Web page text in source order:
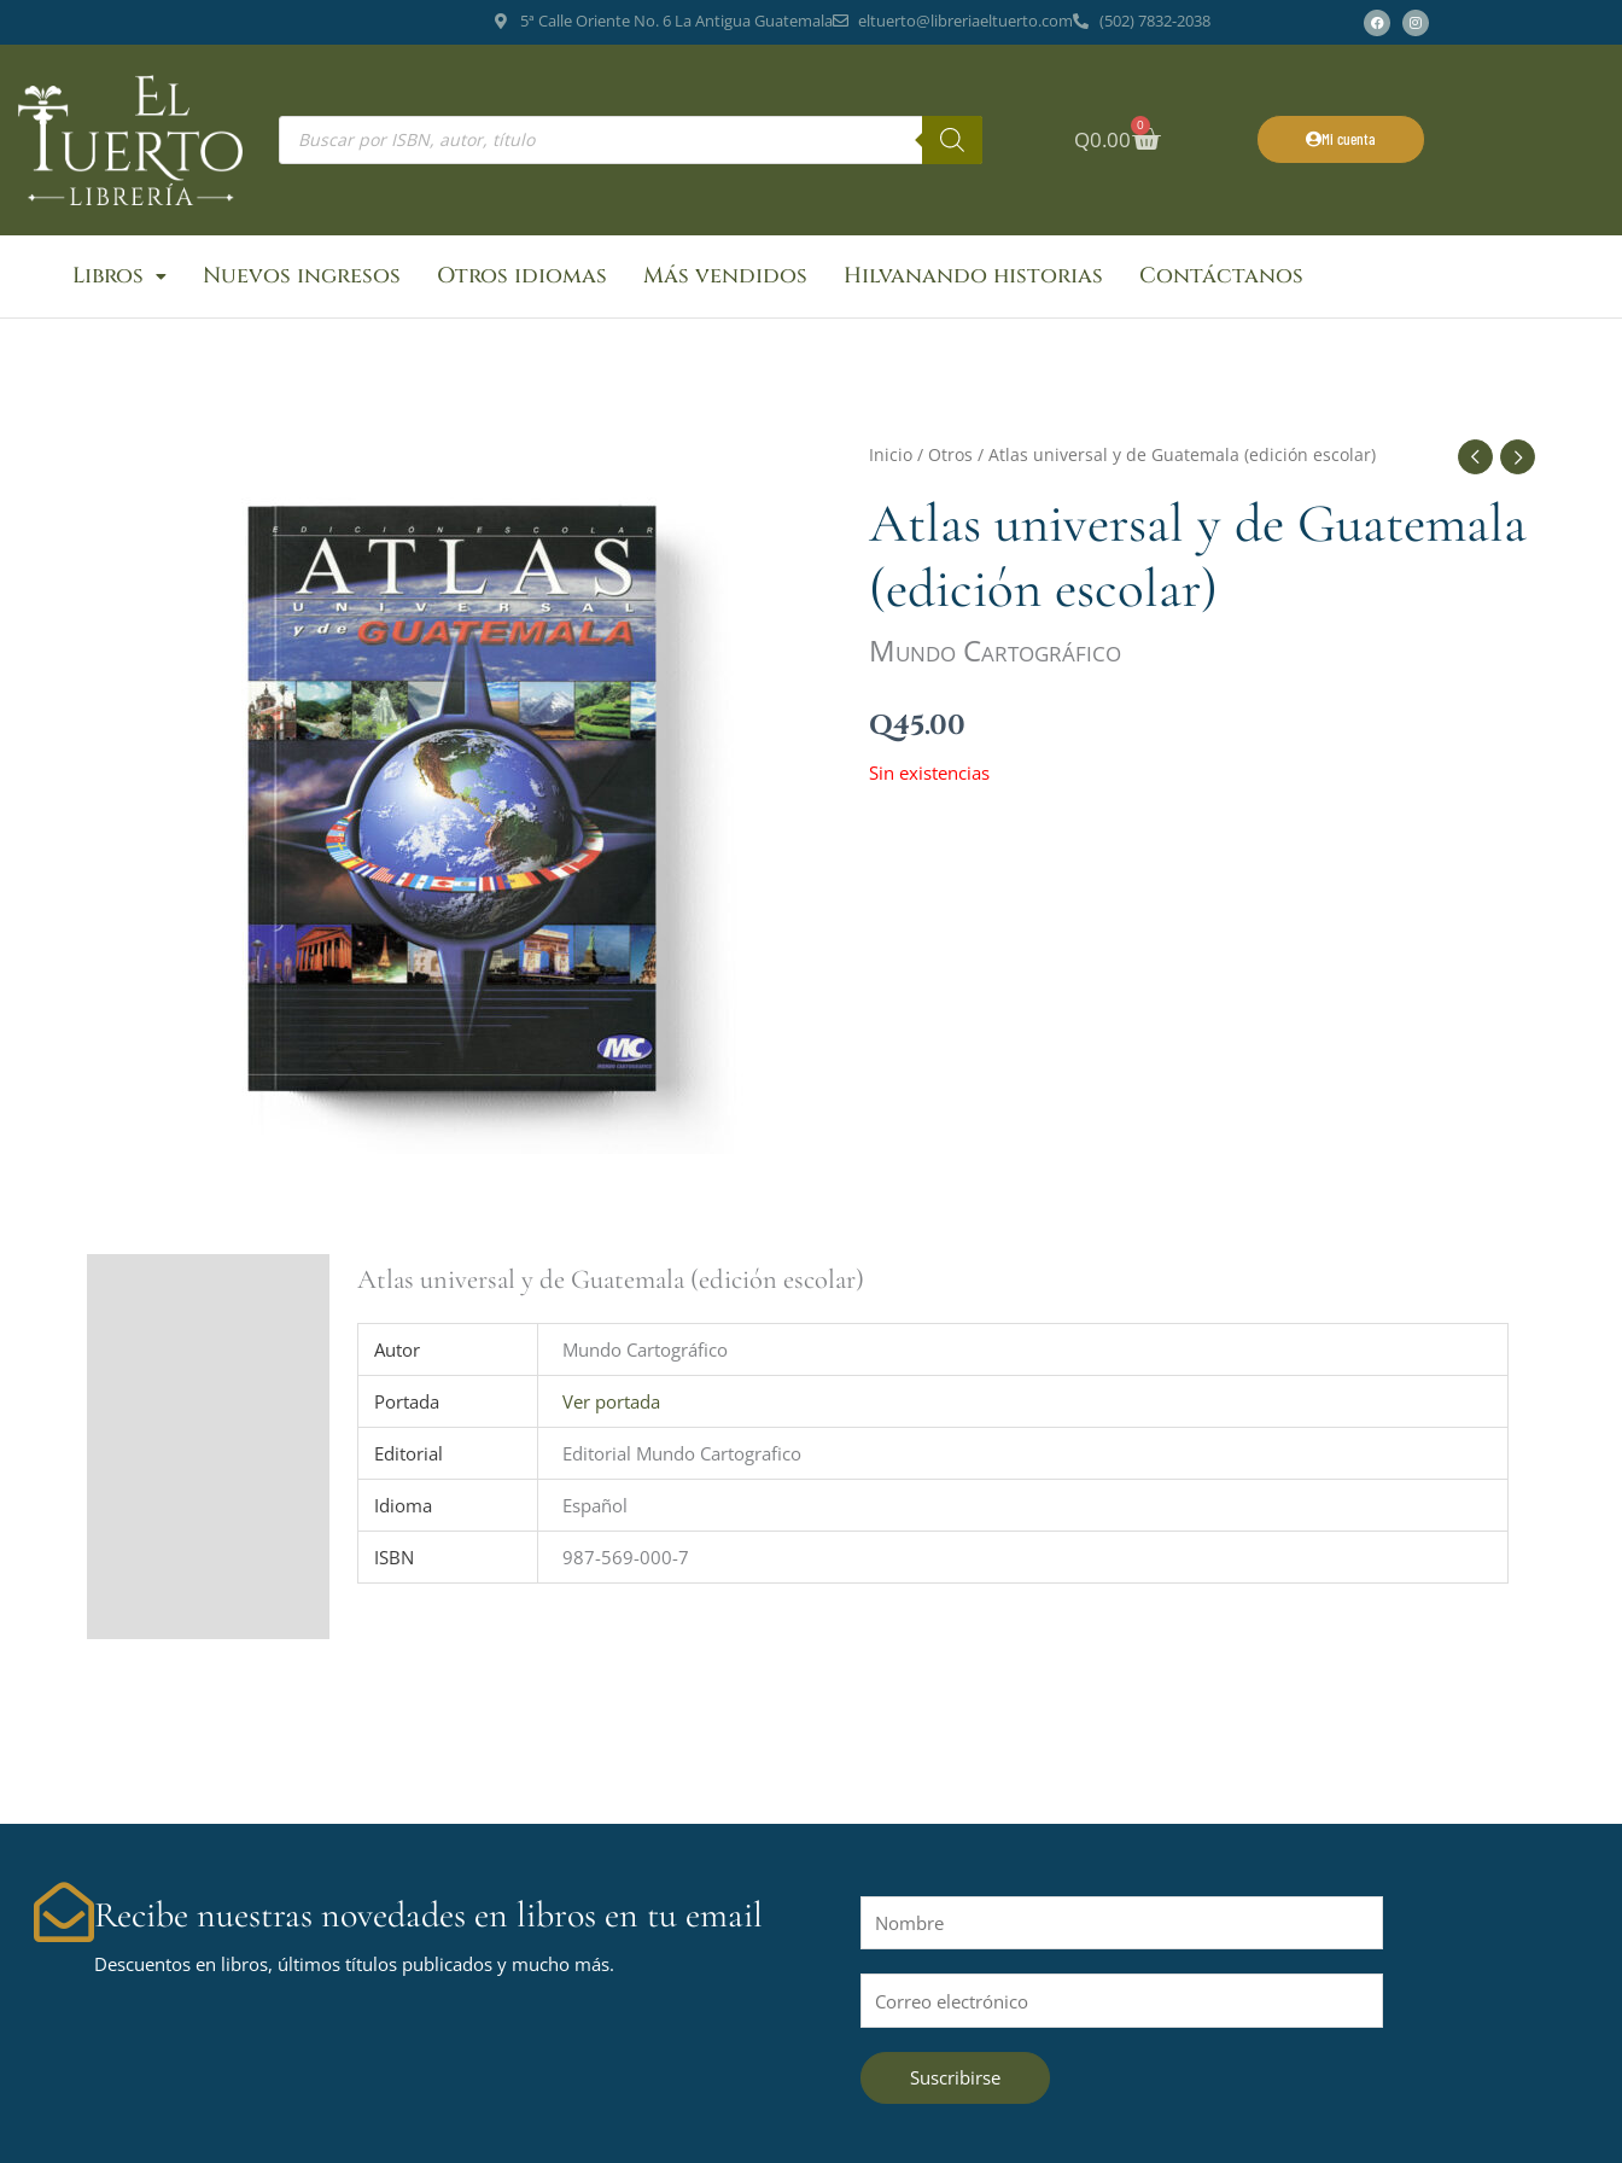
al
5ª Calle Oriente No. 6 La Antigua Guatemala eltuerto@libreriaeltuerto.com (502) 7832-2038 FacebookInstagram
Búsqueda
productos
Q0.00
0
Cart Mi cuenta
Libros Nuevos ingresos Otros idiomas Más vendidos Hilvanando historias Contáctanos
Inicio / Otros / Atlas universal y de Guatemala (edición escolar)
Atlas universal y de Guatemala
(edición escolar)
Mundo Cartográfico
Q45.00
Sin existencias
Atlas universal y de Guatemala (edición escolar)
Autor Mundo Cartográfico
Portada Ver portada
Editorial Editorial Mundo Cartografico
Idioma Español
ISBN 987-569-000-7
Recibe nuestras novedades en libros en tu email
Descuentos en libros, últimos títulos publicados y mucho más.
o
m
e
o
r
Suscribirse